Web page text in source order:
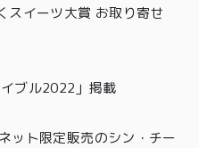
スイーツ大賞 お取り寄せ
イブル2022」掲載
ット限定販売のシン・チー